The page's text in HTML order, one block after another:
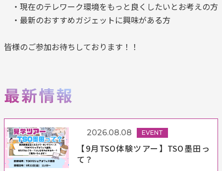
・現在のテレワーク環境をもっと良くしたいとお考えの方
・最新のおすすめガジェットに興味がある方
皆様のご参加お待ちしております！！
【9月TSO体験ツアー】TSO墨田っ
て？
2026.08.08 EVENT